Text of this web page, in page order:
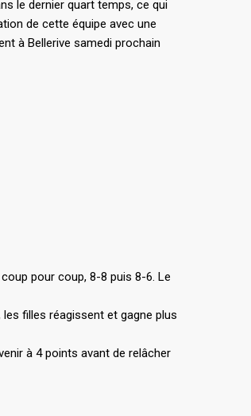
le dernier quart temps, ce qui
de cette équipe avec une
à Bellerive samedi prochain
pour coup, 8-8 puis 8-6. Le
filles réagissent et gagne plus
à 4 points avant de relâcher